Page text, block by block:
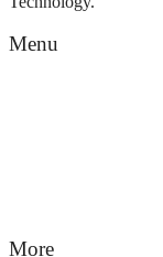
Menu
More